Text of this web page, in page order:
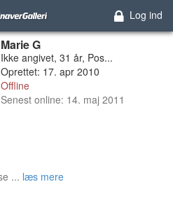
Log ind
Marie G
Ikke angivet, 31 år, Pos...
Oprettet: 17. apr 2010
Offline
Senest online: 14. maj 2011
... læs mere